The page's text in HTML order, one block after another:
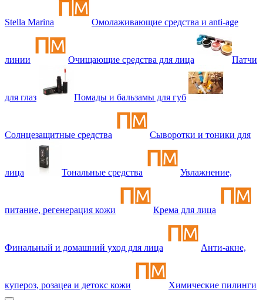
Stella Marina Омолаживающие средства и anti-age
линии Очищающие средства для лица Патчи
для глаз Помады и бальзамы для губ
Солнцезащитные средства Сыворотки и тоники для
лица Тональные средства Увлажнение,
питание, регенерация кожи Крема для лица
Финальный и домашний уход для лица Анти-акне,
купероз, розацеа и детокс кожи Химические пилинги